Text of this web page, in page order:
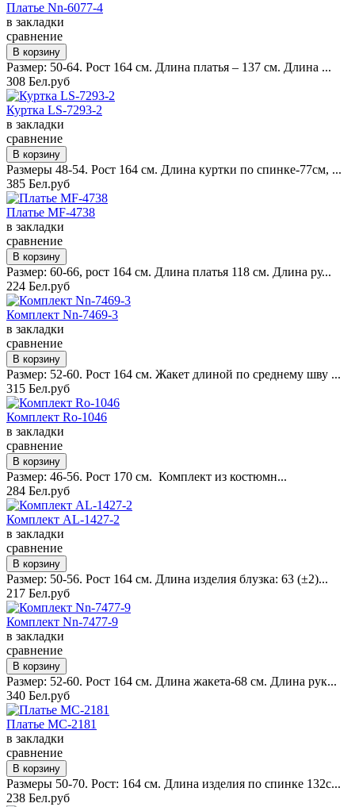
Платье Nn-6077-4
в закладки
сравнение
Размер: 50-64. Рост 164 см. Длина платья – 137 см. Длина ...
308 Бел.руб
Куртка LS-7293-2
в закладки
сравнение
Размеры 48-54. Рост 164 см. Длина куртки по спинке-77см, ...
385 Бел.руб
Платье MF-4738
в закладки
сравнение
Размер: 60-66, рост 164 см. Длина платья 118 см. Длина ру...
224 Бел.руб
Комплект Nn-7469-3
в закладки
сравнение
Размер: 52-60. Рост 164 см. Жакет длиной по среднему шву ...
315 Бел.руб
Комплект Ro-1046
в закладки
сравнение
Размер: 46-56. Рост 170 см. Комплект из костюмн...
284 Бел.руб
Комплект AL-1427-2
в закладки
сравнение
Размер: 50-56. Рост 164 см. Длина изделия блузка: 63 (±2)...
217 Бел.руб
Комплект Nn-7477-9
в закладки
сравнение
Размер: 52-60. Рост 164 см. Длина жакета-68 см. Длина рук...
340 Бел.руб
Платье MC-2181
в закладки
сравнение
Размеры 50-70. Рост: 164 см. Длина изделия по спинке 132с...
238 Бел.руб